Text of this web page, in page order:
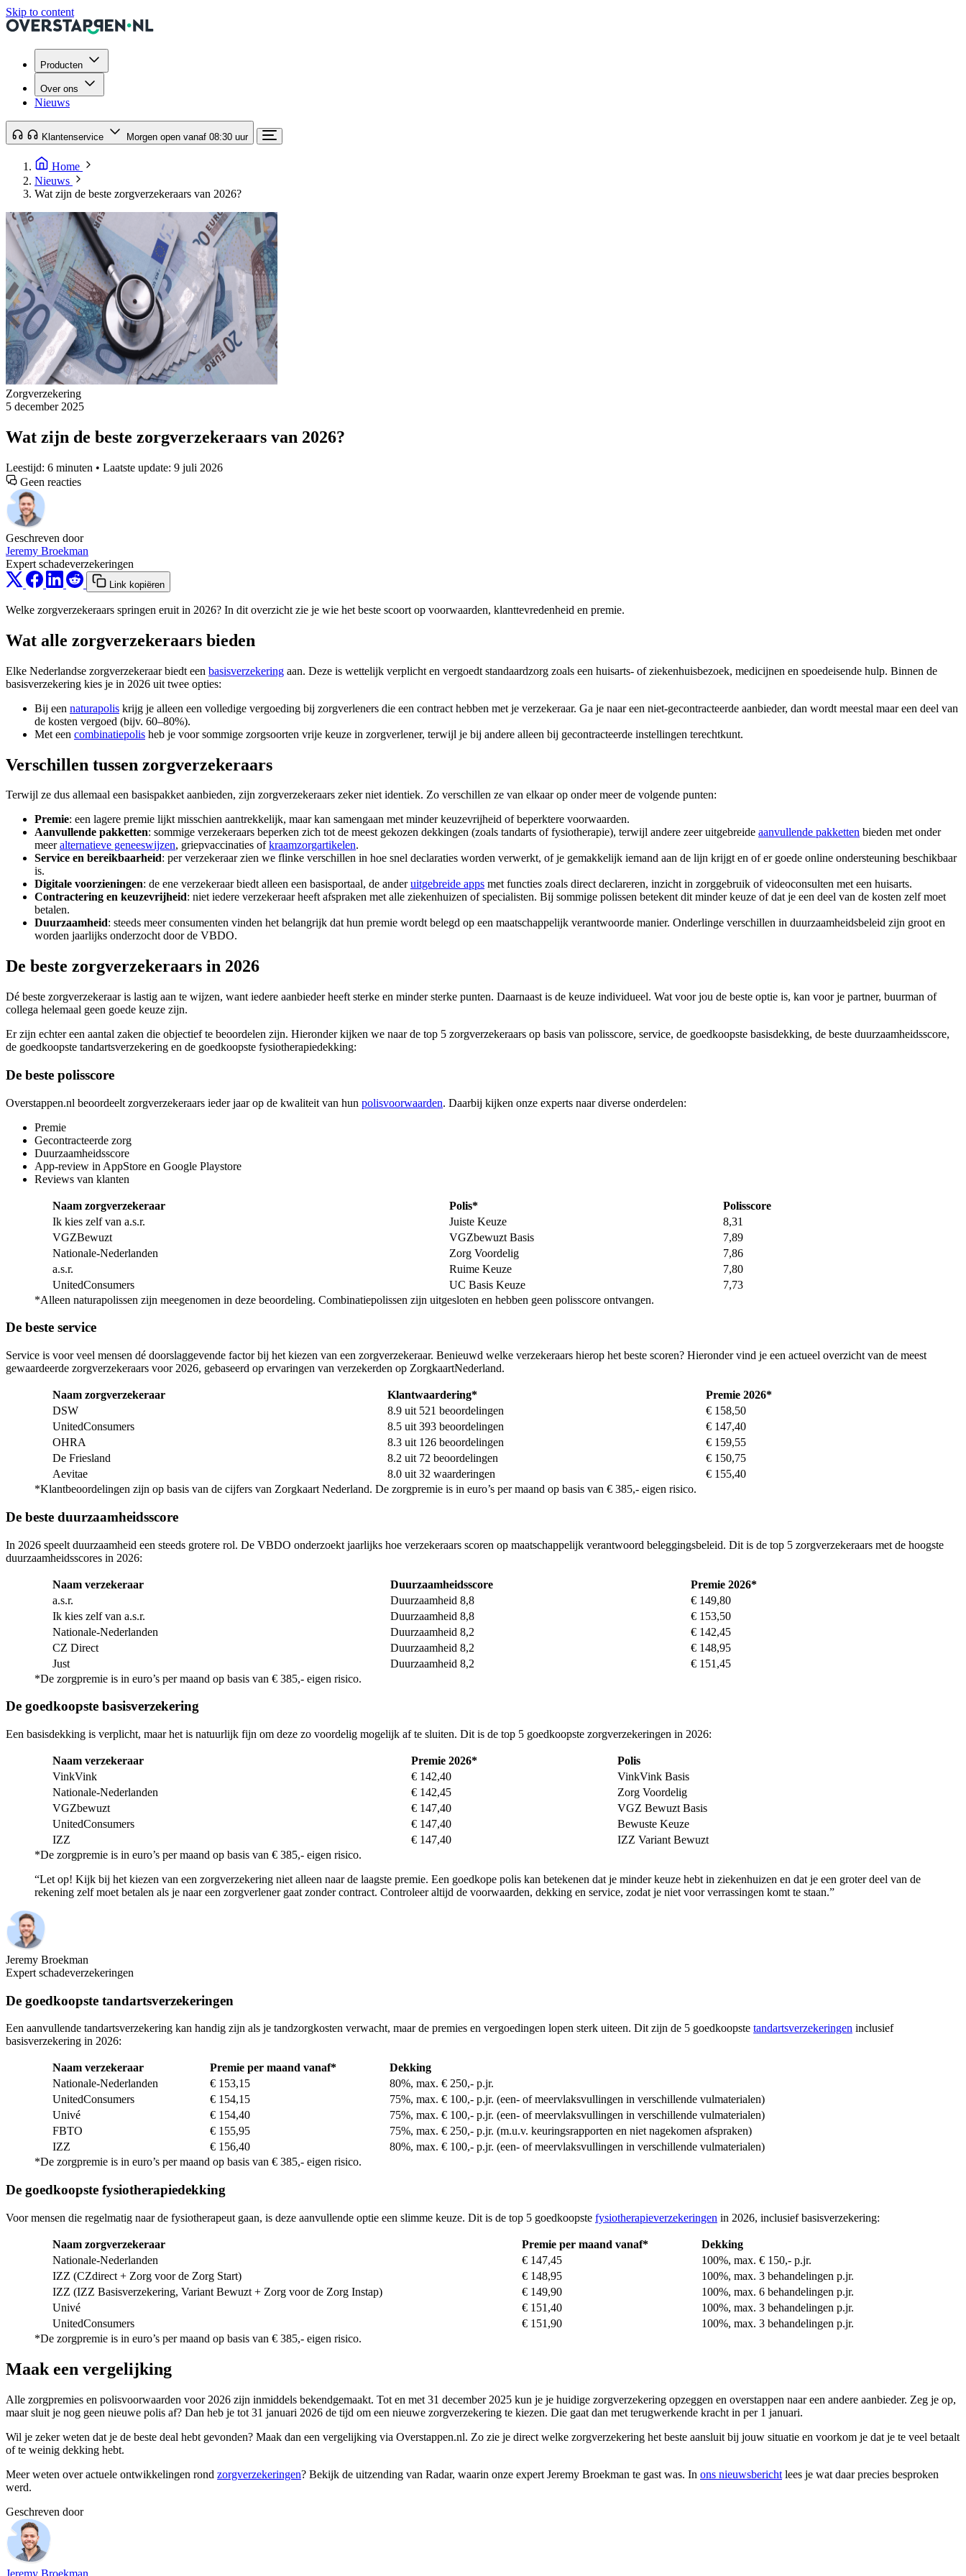
Skip to content
Producten
Over ons
Nieuws
Klantenservice Morgen open vanaf 08:30 uur
Home
Nieuws
Wat zijn de beste zorgverzekeraars van 2026?
Zorgverzekering
5 december 2025
Wat zijn de beste zorgverzekeraars van 2026?
Leestijd: 6 minuten • Laatste update: 9 juli 2026
Geen reacties
Geschreven door
Jeremy Broekman
Expert schadeverzekeringen
Link kopiëren
Welke zorgverzekeraars springen eruit in 2026? In dit overzicht zie je wie het beste scoort op voorwaarden, klanttevredenheid en premie.
Wat alle zorgverzekeraars bieden
Elke Nederlandse zorgverzekeraar biedt een basisverzekering aan. Deze is wettelijk verplicht en vergoedt standaardzorg zoals een huisarts- of ziekenhuisbezoek, medicijnen en spoedeisende hulp. Binnen de
basisverzekering kies je in 2026 uit twee opties:
Bij een naturapolis krijg je alleen een volledige vergoeding bij zorgverleners die een contract hebben met je verzekeraar. Ga je naar een niet-gecontracteerde aanbieder, dan wordt meestal maar een deel van
de kosten vergoed (bijv. 60–80%).
Met een combinatiepolis heb je voor sommige zorgsoorten vrije keuze in zorgverlener, terwijl je bij andere alleen bij gecontracteerde instellingen terechtkunt.
Verschillen tussen zorgverzekeraars
Terwijl ze dus allemaal een basispakket aanbieden, zijn zorgverzekeraars zeker niet identiek. Zo verschillen ze van elkaar op onder meer de volgende punten:
Premie: een lagere premie lijkt misschien aantrekkelijk, maar kan samengaan met minder keuzevrijheid of beperktere voorwaarden.
Aanvullende pakketten: sommige verzekeraars beperken zich tot de meest gekozen dekkingen (zoals tandarts of fysiotherapie), terwijl andere zeer uitgebreide aanvullende pakketten bieden met onder
meeralternatieve geneeswijzen, griepvaccinaties ofkraamzorgartikelen.
Service en bereikbaarheid: per verzekeraar zien we flinke verschillen in hoe snel declaraties worden verwerkt, of je gemakkelijk iemand aan de lijn krijgt en of er goede online ondersteuning beschikbaar
is.
Digitale voorzieningen: de ene verzekeraar biedt alleen een basisportaal, de anderuitgebreide apps met functies zoals direct declareren, inzicht in zorggebruik of videoconsulten met een huisarts.
Contractering en keuzevrijheid: niet iedere verzekeraar heeft afspraken met alle ziekenhuizen of specialisten. Bij sommige polissen betekent dit minder keuze of dat je een deel van de kosten zelf moet
betalen.
Duurzaamheid: steeds meer consumenten vinden het belangrijk dat hun premie wordt belegd op een maatschappelijk verantwoorde manier. Onderlinge verschillen in duurzaamheidsbeleid zijn groot en
worden jaarlijks onderzocht door de VBDO.
De beste zorgverzekeraars in 2026
Dé beste zorgverzekeraar is lastig aan te wijzen, want iedere aanbieder heeft sterke en minder sterke punten. Daarnaast is de keuze individueel. Wat voor jou de beste optie is, kan voor je partner, buurman of
collega helemaal geen goede keuze zijn.
Er zijn echter een aantal zaken die objectief te beoordelen zijn. Hieronder kijken we naar de top 5 zorgverzekeraars op basis van polisscore, service, de goedkoopste basisdekking, de beste duurzaamheidsscore,
de goedkoopste tandartsverzekering en de goedkoopste fysiotherapiedekking:
De beste polisscore
Overstappen.nl beoordeelt zorgverzekeraars ieder jaar op de kwaliteit van hun polisvoorwaarden. Daarbij kijken onze experts naar diverse onderdelen:
Premie
Gecontracteerde zorg
Duurzaamheidsscore
App-review in AppStore en Google Playstore
Reviews van klanten
Naam zorgverzekeraar Polis*
Polisscore
Ik kies zelf van a.s.r.
Juiste Keuze
8,31
VGZBewuzt
VGZbewuzt Basis
7,89
Nationale-Nederlanden
Zorg Voordelig
7,86
a.s.r.
Ruime Keuze
7,80
UnitedConsumers
UC Basis Keuze
7,73
*Alleen naturapolissen zijn meegenomen in deze beoordeling. Combinatiepolissen zijn uitgesloten en hebben geen polisscore ontvangen.
De beste service
Service is voor veel mensen dé doorslaggevende factor bij het kiezen van een zorgverzekeraar. Benieuwd welke verzekeraars hierop het beste scoren? Hieronder vind je een actueel overzicht van de meest
gewaardeerde zorgverzekeraars voor 2026, gebaseerd op ervaringen van verzekerden op ZorgkaartNederland.
Naam zorgverzekeraar Klantwaardering*
Premie 2026*
DSW
8.9 uit 521 beoordelingen
€ 158,50
UnitedConsumers
8.5 uit 393 beoordelingen
€ 147,40
OHRA
8.3 uit 126 beoordelingen
€ 159,55
De Friesland
8.2 uit 72 beoordelingen
€ 150,75
Aevitae
8.0 uit 32 waarderingen
€ 155,40
*Klantbeoordelingen zijn op basis van de cijfers van Zorgkaart Nederland. De zorgpremie is in euro’s per maand op basis van € 385,- eigen risico.
De beste duurzaamheidsscore
In 2026 speelt duurzaamheid een steeds grotere rol. De VBDO onderzoekt jaarlijks hoe verzekeraars scoren op maatschappelijk verantwoord beleggingsbeleid. Dit is de top 5 zorgverzekeraars met de hoogste
duurzaamheidsscores in 2026:
Naam verzekeraar Duurzaamheidsscore
Premie 2026*
a.s.r.
Duurzaamheid 8,8
€ 149,80
Ik kies zelf van a.s.r.
Duurzaamheid 8,8
€ 153,50
Nationale-Nederlanden
Duurzaamheid 8,2
€ 142,45
CZ Direct
Duurzaamheid 8,2
€ 148,95
Just
Duurzaamheid 8,2
€ 151,45
*De zorgpremie is in euro’s per maand op basis van € 385,- eigen risico.
De goedkoopste basisverzekering
Een basisdekking is verplicht, maar het is natuurlijk fijn om deze zo voordelig mogelijk af te sluiten. Dit is de top 5 goedkoopste zorgverzekeringen in 2026:
Naam verzekeraar Premie 2026*
Polis
VinkVink
€ 142,40
VinkVink Basis
Nationale-Nederlanden
€ 142,45
Zorg Voordelig
VGZbewuzt
€ 147,40
VGZ Bewuzt Basis
UnitedConsumers
€ 147,40
Bewuste Keuze
IZZ
€ 147,40
IZZ Variant Bewuzt
*De zorgpremie is in euro’s per maand op basis van € 385,- eigen risico.
“Let op! Kijk bij het kiezen van een zorgverzekering niet alleen naar de laagste premie. Een goedkope polis kan betekenen dat je minder keuze hebt in ziekenhuizen en dat je een groter deel van de
rekening zelf moet betalen als je naar een zorgverlener gaat zonder contract. Controleer altijd de voorwaarden, dekking en service, zodat je niet voor verrassingen komt te staan.”
Jeremy Broekman
Expert schadeverzekeringen
De goedkoopste tandartsverzekeringen
Een aanvullende tandartsverzekering kan handig zijn als je tandzorgkosten verwacht, maar de premies en vergoedingen lopen sterk uiteen. Dit zijn de 5 goedkoopste tandartsverzekeringen inclusief
basisverzekering in 2026:
Naam verzekeraar Premie per maand vanaf*
Dekking
Nationale-Nederlanden
€ 153,15
80%, max. € 250,- p.jr.
UnitedConsumers
€ 154,15
75%, max. € 100,- p.jr. (een- of meervlaksvullingen in verschillende vulmaterialen)
Univé
€ 154,40
75%, max. € 100,- p.jr. (een- of meervlaksvullingen in verschillende vulmaterialen)
FBTO
€ 155,95
75%, max. € 250,- p.jr. (m.u.v. keuringsrapporten en niet nagekomen afspraken)
IZZ
€ 156,40
80%, max. € 100,- p.jr. (een- of meervlaksvullingen in verschillende vulmaterialen)
*De zorgpremie is in euro’s per maand op basis van € 385,- eigen risico.
De goedkoopste fysiotherapiedekking
Voor mensen die regelmatig naar de fysiotherapeut gaan, is deze aanvullende optie een slimme keuze. Dit is de top 5 goedkoopste fysiotherapieverzekeringen in 2026, inclusief basisverzekering:
Naam zorgverzekeraar Premie per maand vanaf*
Dekking
Nationale-Nederlanden
€ 147,45
100%, max. € 150,- p.jr.
IZZ (CZdirect + Zorg voor de Zorg Start)
€ 148,95
100%, max. 3 behandelingen p.jr.
IZZ (IZZ Basisverzekering, Variant Bewuzt + Zorg voor de Zorg Instap)
€ 149,90
100%, max. 6 behandelingen p.jr.
Univé
€ 151,40
100%, max. 3 behandelingen p.jr.
UnitedConsumers
€ 151,90
100%, max. 3 behandelingen p.jr.
*De zorgpremie is in euro’s per maand op basis van € 385,- eigen risico.
Maak een vergelijking
Alle zorgpremies en polisvoorwaarden voor 2026 zijn inmiddels bekendgemaakt. Tot en met 31 december 2025 kun je je huidige zorgverzekering opzeggen en overstappen naar een andere aanbieder. Zeg je op,
maar sluit je nog geen nieuwe polis af? Dan heb je tot 31 januari 2026 de tijd om een nieuwe zorgverzekering te kiezen. Die gaat dan met terugwerkende kracht in per 1 januari.
Wil je zeker weten dat je de beste deal hebt gevonden? Maak dan een vergelijking via Overstappen.nl. Zo zie je direct welke zorgverzekering het beste aansluit bij jouw situatie en voorkom je dat je te veel betaalt
of te weinig dekking hebt.
Meer weten over actuele ontwikkelingen rond zorgverzekeringen? Bekijk de uitzending van Radar, waarin onze expert Jeremy Broekman te gast was. In ons nieuwsbericht lees je wat daar precies besproken
werd.
Geschreven door
Jeremy Broekman